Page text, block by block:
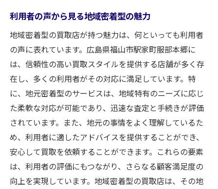
利用者の声から見る地域密着型の魅力
地域密着型の買取店が持つ魅力は、何といっても利用者
の声に表れています。広島県福山市駅家町服部本郷に
は、信頼性の高い買取スタイルを提供する店舗が多く存
在し、多くの利用者がその対応に満足しています。特
に、地元密着型のサービスは、地域特有のニーズに応じ
た柔軟な対応が可能であり、迅速な査定と手続きが評価
されています。また、地元の事情をよく理解しているた
め、利用者に適したアドバイスを提供することができ、
安心して買取を依頼することができます。これらの要素
は、利用者の評価にもつながり、さらなる顧客満足度の
向上を実現しています。地域密着型の買取店は、その地